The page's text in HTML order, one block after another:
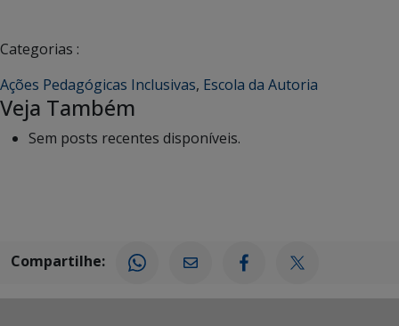
Categorias :
Ações Pedagógicas Inclusivas, Escola da Autoria
Veja Também
Sem posts recentes disponíveis.
Compartilhe: